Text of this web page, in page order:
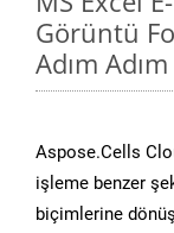
Görüntü
Adım
Aspose.Cells
işleme benzer
biçimlerine